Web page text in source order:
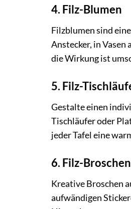
4. Filz-Blumen
Filzblumen sind
Anstecker, in
die Wirkung ist
5. Filz-
Gestalte einen
Tischläufer oder
jeder Tafel eine
6. Filz-Broschen
Kreative Broschen
aufwändigen